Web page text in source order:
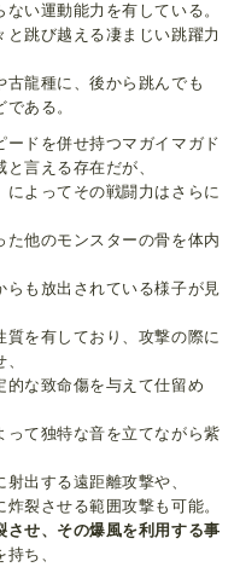
い運動能力を有している。
跳び越える凄まじい跳躍力
龍種に、後から跳んでも
ある。
ドを併せ持つマガイマガド
言える存在だが、
によってその戦闘力はさらに
た他のモンスターの骨を体内
も放出されている様子が見
質を有しており、攻撃の際に
的な致命傷を与えて仕留め
って独特な音を立てながら紫
出する遠距離攻撃や、
裂させる範囲攻撃も可能。
させ、その爆風を利用する事
ち、